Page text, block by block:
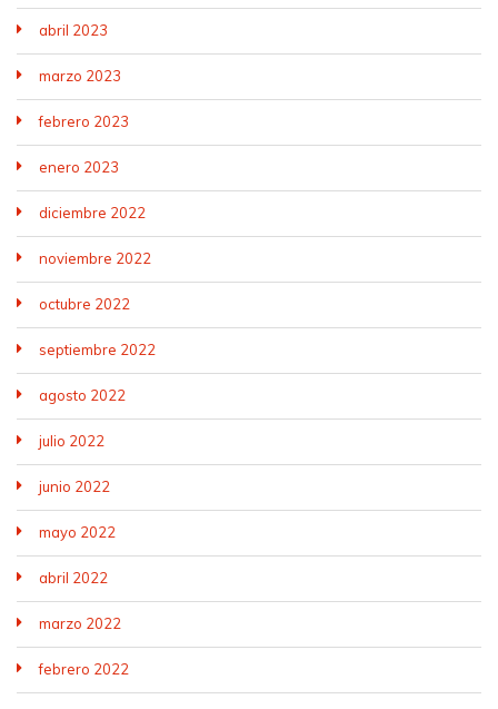
abril 2023
marzo 2023
febrero 2023
enero 2023
diciembre 2022
noviembre 2022
octubre 2022
septiembre 2022
agosto 2022
julio 2022
junio 2022
mayo 2022
abril 2022
marzo 2022
febrero 2022